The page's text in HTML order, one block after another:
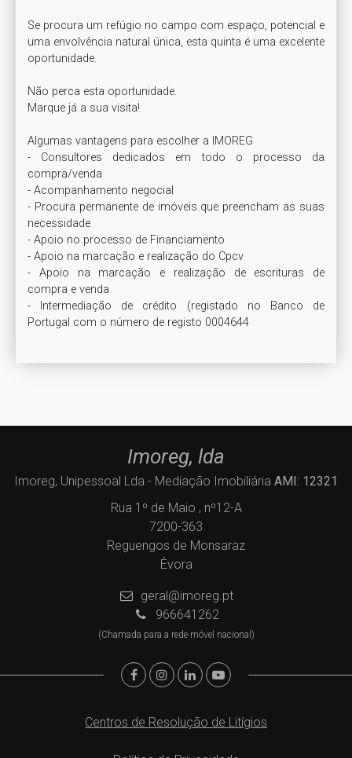
Se procura um refúgio no campo com espaço, potencial e
uma envolvência natural única, esta quinta é uma excelente
oportunidade.
Não perca esta oportunidade.
Marque já a sua visita!
Algumas vantagens para escolher a IMOREG
- Consultores dedicados em todo o processo da
compra/venda
- Acompanhamento negocial
- Procura permanente de imóveis que preencham as suas
necessidade
- Apoio no processo de Financiamento
- Apoio na marcação e realização do Cpcv
- Apoio na marcação e realização de escrituras de
compra e venda
- Intermediação de crédito (registado no Banco de
Portugal com o número de registo 0004644
Imoreg, lda
Imoreg, Unipessoal Lda - Mediação Imobiliária AMI: 12321
Rua 1º de Maio , nº12-A
7200-363
Reguengos de Monsaraz
Évora
geral@imoreg.pt
966641262
(Chamada para a rede móvel nacional)
Centros de Resolução de Litígios